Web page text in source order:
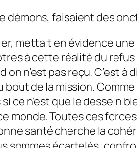
démons, faisaient des
mettait en évidence
à cette réalité du
n’est pas reçu. C’est
bout de la mission.
ce n’est que le dessein
monde. Toutes ces
santé cherche la